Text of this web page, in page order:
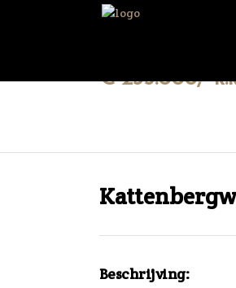
€ 235.000,-
Beschrijving: